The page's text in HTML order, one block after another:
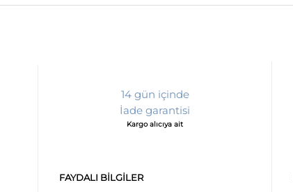
14 gün içinde
İade garantisi
Kargo alıcıya ait
FAYDALI BILGILER